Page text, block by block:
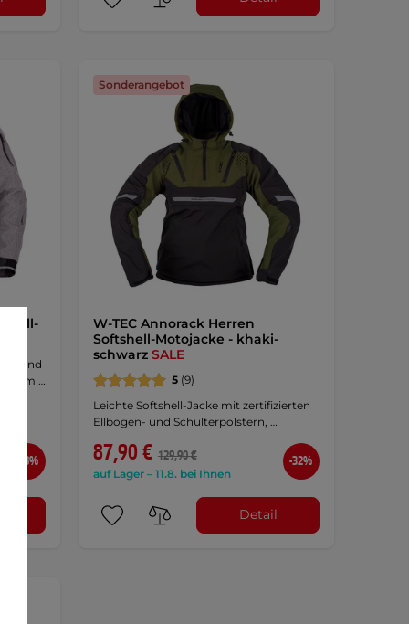
und
am …
-38%
Sonderangebot
W-TEC Annorack Herren
Softshell-Motojacke - khaki-
schwarz SALE
5(9)
Leichte Softshell-Jacke mit zertifizierten
Ellbogen- und Schulterpolstern, …
87,90 € 129,90 €
auf Lager – 11.8. bei Ihnen
-32%
Detail